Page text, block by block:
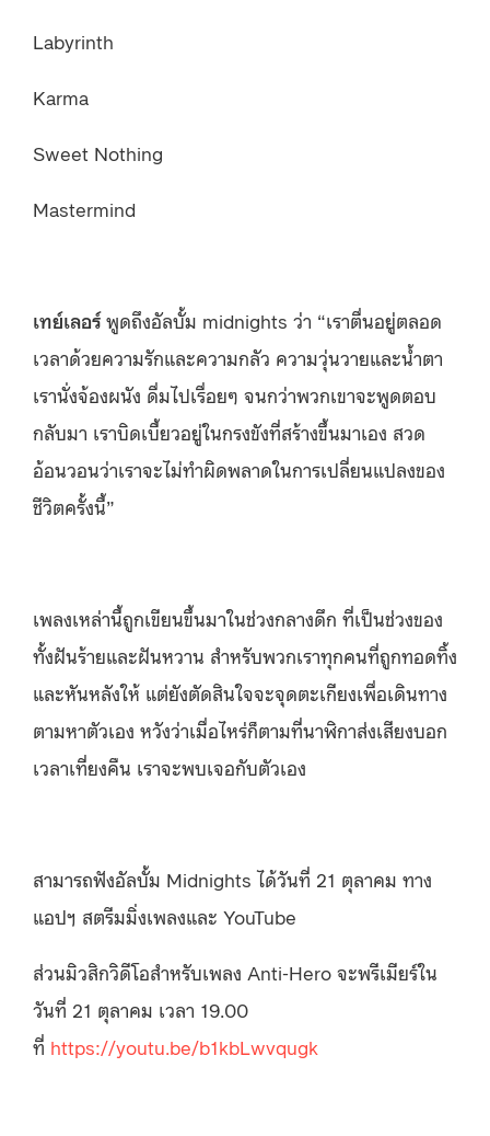
Labyrinth
Karma
Sweet Nothing
Mastermind
เทย์เลอร์พูดถึงอัลบั้ม midnights ว่า “เราตื่นอยู่ตลอด
เวลาด้วยความรักและความกลัว ความวุ่นวายและน้ำตา
เรานั่งจ้องผนัง ดื่มไปเรื่อยๆ จนกว่าพวกเขาจะพูดตอบ
กลับมา เราบิดเบี้ยวอยู่ในกรงขังที่สร้างขึ้นมาเอง สวด
อ้อนวอนว่าเราจะไม่ทำผิดพลาดในการเปลี่ยนแปลงของ
ชีวิตครั้งนี้”
เพลงเหล่านี้ถูกเขียนขึ้นมาในช่วงกลางดึก ที่เป็นช่วงของ
ทั้งฝันร้ายและฝันหวาน สำหรับพวกเราทุกคนที่ถูกทอดทิ้ง
และหันหลังให้ แต่ยังตัดสินใจจะจุดตะเกียงเพื่อเดินทาง
ตามหาตัวเอง หวังว่าเมื่อไหร่ก็ตามที่นาฬิกาส่งเสียงบอก
เวลาเที่ยงคืน เราจะพบเจอกับตัวเอง
สามารถฟังอัลบั้ม Midnights ได้วันที่ 21 ตุลาคม ทาง
แอปฯ สตรีมมิ่งเพลงและ YouTube
ส่วนมิวสิกวิดีโอสำหรับเพลง Anti-Hero จะพรีเมียร์ใน
วันที่ 21 ตุลาคม เวลา 19.00
ที่ https://youtu.be/b1kbLwvqugk